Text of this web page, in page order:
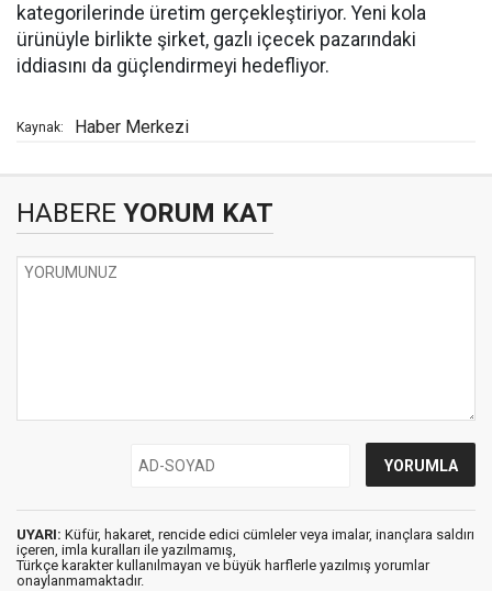
kategorilerinde üretim gerçekleştiriyor. Yeni kola
ürünüyle birlikte şirket, gazlı içecek pazarındaki
iddiasını da güçlendirmeyi hedefliyor.
Kaynak: Haber Merkezi
HABERE YORUM KAT
UYARI: Küfür, hakaret, rencide edici cümleler veya imalar, inançlara saldırı
içeren, imla kuralları ile yazılmamış,
Türkçe karakter kullanılmayan ve büyük harflerle yazılmış yorumlar
onaylanmamaktadır.